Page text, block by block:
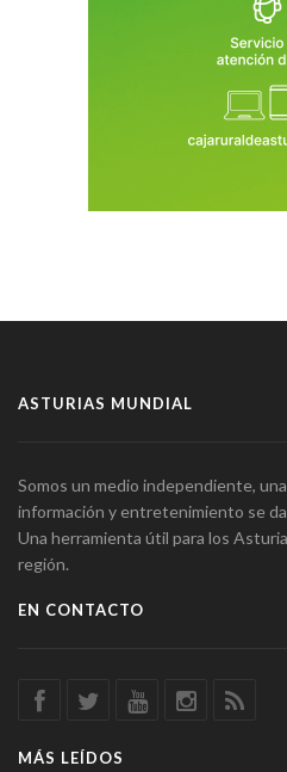
ASTURIAS MUNDIAL
Somos un medio independiente,
información y entretenimiento se
Una herramienta útil para los
región.
EN CONTACTO
MÁS LEÍDOS